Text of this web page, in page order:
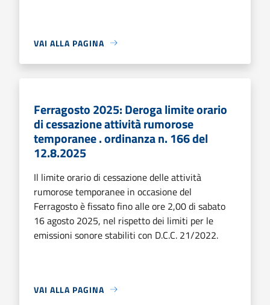
VAI ALLA PAGINA
Ferragosto 2025: Deroga limite orario
di cessazione attività rumorose
temporanee . ordinanza n. 166 del
12.8.2025
Il limite orario di cessazione delle attività
rumorose temporanee in occasione del
Ferragosto è fissato fino alle ore 2,00 di sabato
16 agosto 2025, nel rispetto dei limiti per le
emissioni sonore stabiliti con D.C.C. 21/2022.
VAI ALLA PAGINA